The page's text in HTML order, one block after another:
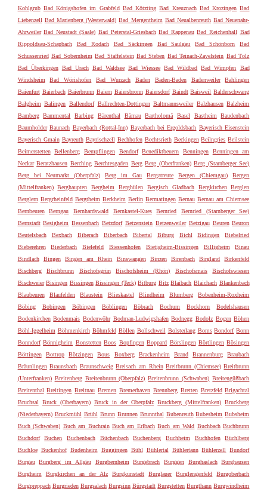
Kohlgrub Bad Königshofen im Grabfeld Bad Kötzting Bad Kreuznach Bad Krozingen Bad
Liebenzell Bad Marienberg (Westerwald) Bad Mergentheim Bad Neualbenreuth Bad Neuenahr-
Ahrweiler Bad Neustadt (Saale) Bad Peterstal-Griesbach Bad Rappenau Bad Reichenhall Bad
Rippoldsau-Schapbach
Bad Rodach Bad Säckingen Bad Saulgau Bad Schönborn
Bad
Schussenried Bad Sobernheim Bad Staffelstein Bad Steben Bad Teinach-Zavelstein Bad Tölz
Bad Überkingen Bad Urach Bad Waldsee Bad Wiessee Bad Wildbad Bad Wimpfen
Bad
Windsheim
Bad Wörishofen Bad Wurzach Baden Baden-Baden Badenweiler
Bahlingen
Baienfurt Baierbach Baierbrunn Baiern Baiersbronn Baiersdorf Baindt Baisweil Balderschwang
Balgheim Balingen Ballendorf Ballrechten-Dottingen Baltmannsweiler Balzhausen Balzheim
Bamberg
Bammental Barbing Bärenthal Bärnau Bartholomä Basel Bastheim
Baudenbach
Baumholder Baunach Bayerbach (Rottal-Inn) Bayerbach bei Ergoldsbach Bayerisch Eisenstein
Bayerisch Gmain Bayreuth Bayrischzell Bechhofen Bechtsrieth Beckingen Beilngries Beilstein
Beimerstetten
Bellenberg Bempflingen Bendorf Benediktbeuern Benningen
Benningen am
Neckar Beratzhausen Berching Berchtesgaden Berg Berg (Oberfranken) Berg (Starnberger See)
Berg bei Neumarkt (Oberpfalz)
Berg im Gau Bergatreute Bergen (Chiemgau)
Bergen
(Mittelfranken)
Berghaupten Bergheim Berghülen Bergisch Gladbach Bergkirchen
Berglen
Berglern Bergrheinfeld Bergtheim Berkheim Berlin Bermatingen Bernau Bernau am Chiemsee
Bernbeuren
Berngau Bernhardswald Bernkastel-Kues Bernried
Bernried (Starnberger See)
Bernstadt Besigheim Bessenbach Betzdorf Betzenstein Betzenweiler Betzigau Beuren Beuron
Beutelsbach
Bexbach Biberach Biberbach Bibertal Biburg Bichl Bidingen
Biebelried
Bieberehren
Biederbach Bielefeld Biessenhofen Bietigheim-Bissingen Billigheim
Binau
Bindlach
Bingen Bingen am Rhein Binswangen Binzen Birenbach Birgland
Birkenfeld
Bischberg
Bischbrunn Bischofsgrün Bischofsheim (Rhön) Bischofsmais
Bischofswiesen
Bischweier Bisingen Bissingen Bissingen (Teck) Bitburg Bitz Blaibach Blaichach Blankenbach
Blaubeuren
Blaufelden Blaustein Blieskastel Blindheim Blumberg
Bobenheim-Roxheim
Böbing
Bobingen Böbingen Böblingen Böbrach Bochum Bockhorn
Bodelshausen
Bodenkirchen Bodenmais Bodenwöhr Bodman-Ludwigshafen Bodnegg Bodolz Bogen Böhen
Böhl-Iggelheim Böhmenkirch Böhmfeld Böllen Bollschweil Bolsterlang Boms Bondorf Bonn
Bonndorf Bönnigheim Bonstetten Boos Bopfingen Boppard Börslingen Börtlingen Bösingen
Böttingen
Bottrop Bötzingen Bous Boxberg Brackenheim Brand Brannenburg
Braubach
Bräunlingen Braunsbach Braunschweig Breisach am Rhein Breitbrunn (Chiemsee) Breitbrunn
(Unterfranken) Breitenberg Breitenbrunn (Oberpfalz) Breitenbrunn (Schwaben) Breitengüßbach
Breitenthal Breitingen Breitnau Bremen Bremerhaven Brennberg Bretten Bretzfeld Brigachtal
Bruchsal
Bruck (Oberbayern) Bruck in der Oberpfalz Bruckberg (Mittelfranken) Bruckberg
(Niederbayern) Bruckmühl Brühl Brunn Brunnen Brunnthal Bubenreuth Bubesheim Bubsheim
Buch (Schwaben) Buch am Buchrain Buch am Erlbach Buch am Wald Buchbach Buchbrunn
Buchdorf
Buchen Buchenbach Büchenbach Buchenberg Buchheim Buchhofen
Büchlberg
Buchloe Buckenhof Budenheim Buggingen Bühl Bühlertal Bühlertann Bühlerzell
Bundorf
Burgau
Burgberg im Allgäu Burgbernheim Burgebrach Burggen Burghaslach
Burghausen
Burgheim
Burgkirchen an der Alz Burgkunstadt Burglauer Burglengenfeld
Burgoberbach
Burgpreppach Burgrieden Burgsalach Burgsinn Bürgstadt Burgstetten Burgthann Burgwindheim